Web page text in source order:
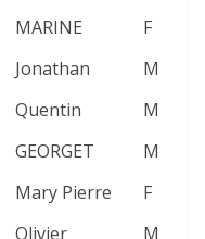
MARINE F
Jonathan M
Quentin M
GEORGET M
Mary Pierre F
Olivier M